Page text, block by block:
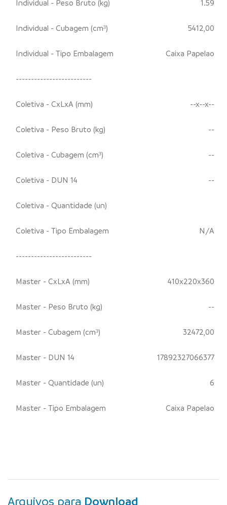
Individual - Peso Bruto (kg) 1.59
Individual - Cubagem (cm³) 5412,00
Individual - Tipo Embalagem Caixa Papelao
-------------------------
Coletiva - CxLxA (mm) --x--x--
Coletiva - Peso Bruto (kg) --
Coletiva - Cubagem (cm³) --
Coletiva - DUN 14 --
Coletiva - Quantidade (un)
Coletiva - Tipo Embalagem N/A
-------------------------
Master - CxLxA (mm) 410x220x360
Master - Peso Bruto (kg) --
Master - Cubagem (cm³) 32472,00
Master - DUN 14 17892327066377
Master - Quantidade (un) 6
Master - Tipo Embalagem Caixa Papelao
Arquivos para Download